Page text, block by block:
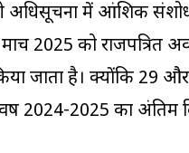
अधिसूचना में आंशिक
2025 को राजपत्रित
है। क्योंकि 29 और
2024-2025 का अंतिम